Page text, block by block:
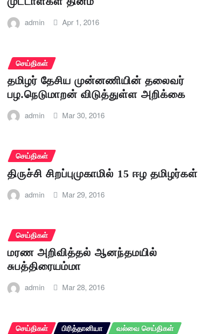
admin Apr 1, 2016
செய்திகள்
தமிழர் தேசிய முன்னணியின் தலைவர்
பழ.நெடுமாறன் விடுத்துள்ள அறிக்கை
admin Mar 30, 2016
செய்திகள்
திருச்சி சிறப்புமுகாமில் 15 ஈழ தமிழர்கள்
admin Mar 29, 2016
செய்திகள்
மரண அறிவித்தல் ஆனந்தமயில்
சுபத்திரையம்மா
admin Mar 28, 2016
செய்திகள் பிரித்தானியா வல்வை செய்திகள்